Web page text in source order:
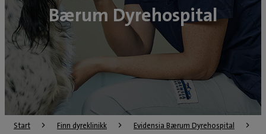
Bærum Dyrehospital
Start Finn dyreklinikk
Evidensia Bærum Dyrehospital